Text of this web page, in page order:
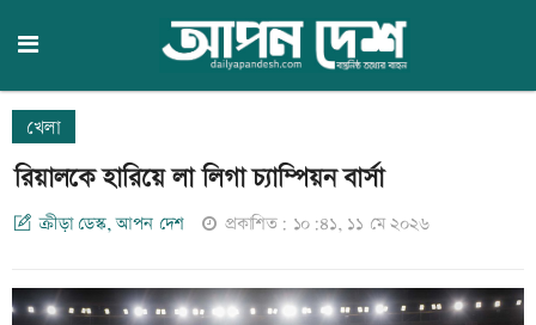
খেলা
রিয়ালকে হারিয়ে লা লিগা চ্যাম্পিয়ন বার্সা
ক্রীড়া ডেস্ক, আপন দেশ প্রকাশিত: ১০:৪১, ১১ মে ২০২৬